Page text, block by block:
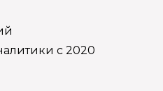
с 2020